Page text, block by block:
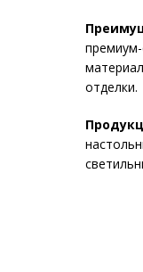
отделки.